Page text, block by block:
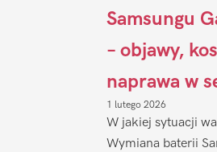
Samsungu
– objawy,
naprawa w
1 lutego 2026
W jakiej sytuacji
Wymiana baterii